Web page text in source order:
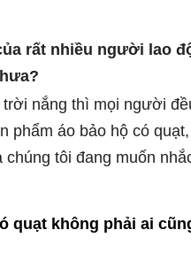
rất nhiều người lao
nắng thì mọi người
phẩm áo bảo hộ có
tôi đang muốn
quạt không phải ai